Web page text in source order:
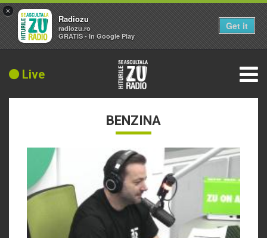
Live
BENZINA
×
Radiozu
radiozu.ro
GRATIS - In Google Play
Get it